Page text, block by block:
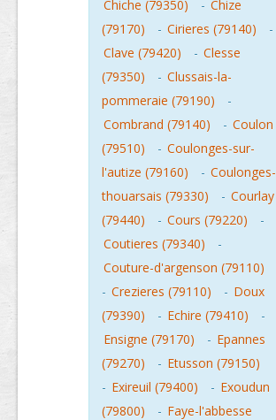
Chiche (79350) - Chize
(79170)
- Cirieres (79140)
-
Clave (79420)
- Clesse
(79350)
- Clussais-la-
pommeraie (79190)
-
Combrand (79140)
- Coulon
(79510)
- Coulonges-sur-
l'autize (79160)
- Coulonges-
thouarsais (79330)
- Courlay
(79440)
- Cours (79220)
-
Coutieres (79340)
-
Couture-d'argenson (79110)
- Crezieres (79110) - Doux
(79390)
- Echire (79410)
-
Ensigne (79170)
- Epannes
(79270)
- Etusson (79150)
- Exireuil (79400) - Exoudun
(79800)
- Faye-l'abbesse